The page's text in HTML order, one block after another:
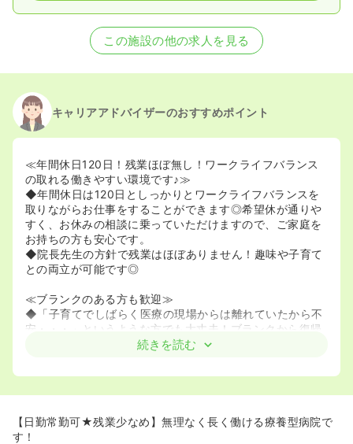
この施設の他の求人を見る
キャリアアドバイザーのおすすめポイント
≪年間休日120日！残業ほぼ無し！ワークライフバランス
の取れる働きやすい環境です♪≫
◆年間休日は120日としっかりとワークライフバランスを
取りながらお仕事をすることができます◎希望休が通りや
すく、お休みの相談に乗っていただけますので、ご家庭を
お持ちの方も安心です。
◆院長先生の方針で残業はほぼありません！趣味や子育て
との両立が可能です◎
≪ブランクのある方も歓迎≫
◆「子育てでしばらく医療の現場からは離れていたから不
安・・・」というような方でも大丈夫！ブランクから復帰
された方も多数ご活躍されています。一人一人のレベルに
る”という理念のもと、県中部の高齢者療養の先駆け的存在
を果たしてきた病院です。地域に根ざした病院で、長期入
続きを読む
【日勤常勤可★残業少なめ】無理なく長く働ける療養型病院で
す！